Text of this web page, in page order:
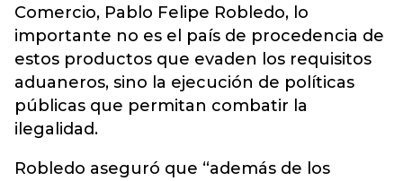
Comercio, Pablo Felipe Robledo, lo
importante no es el país de procedencia de
estos productos que evaden los requisitos
aduaneros, sino la ejecución de políticas
públicas que permitan combatir la
ilegalidad.
Robledo aseguró que “además de los